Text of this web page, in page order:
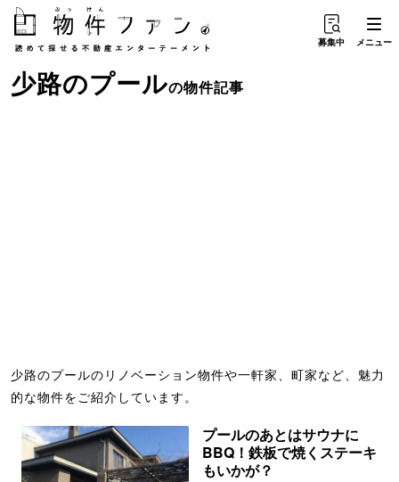
募集中 メニュー
少路のプールの物件記事
少路のプールのリノベーション物件や一軒家、町家など、魅力
的な物件をご紹介しています。
プールのあとはサウナに
BBQ！鉄板で焼くステーキ
もいかが？